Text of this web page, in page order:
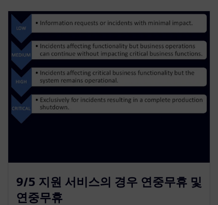
9/5 지원 서비스의 경우 연중무휴 및
연중무휴